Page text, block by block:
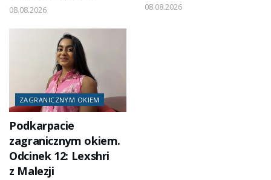
08.08.2026 08.08.2026
ZAGRANICZNYM OKIEM
Podkarpacie
zagranicznym okiem.
Odcinek 12: Lexshri
z Malezji